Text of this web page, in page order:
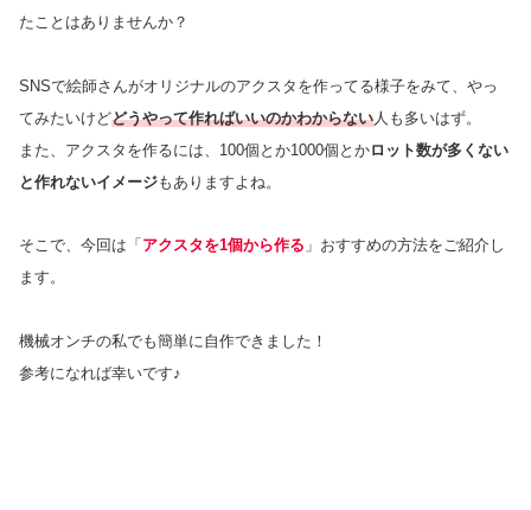
たことはありませんか？
SNSで絵師さんがオリジナルのアクスタを作ってる様子をみて、やっ
てみたいけどどうやって作ればいいのかわからない 人も多いはず。
また、アクスタを作るには、100個とか1000個とかロット数が多くない
と作れないイメージもありますよね。
そこで、今回は「 アクスタを1個から作る 」おすすめの方法をご紹介し
ます。
機械オンチの私でも簡単に自作できました！
参考になれば幸いです♪